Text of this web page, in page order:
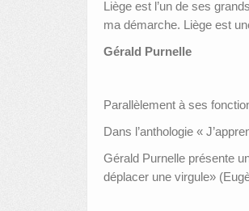
Liège est l’un de ses
ma démarche. Liège est
Gérald Purnelle
Parallèlement à ses
Dans l’anthologie «
Gérald Purnelle présente
déplacer une virgule»